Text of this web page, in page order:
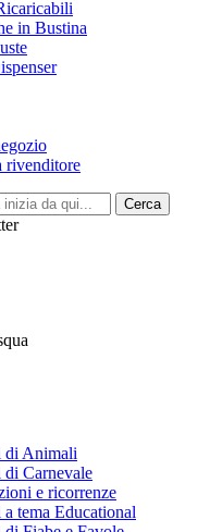
in Bustina
rivenditore
Cerca
di Animali
di Carnevale
e ricorrenze
tema Educational